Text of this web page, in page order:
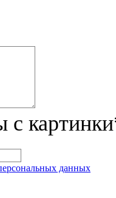
с картинки
данных